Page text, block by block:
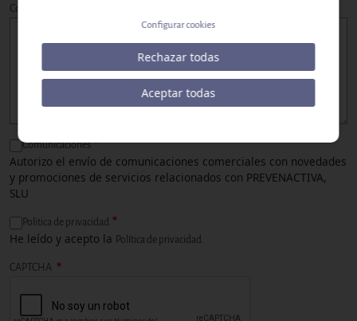
Comentarios
Comunicaciones
Autorizo el envío de comunicaciones comerciales con novedades
y promociones de servicios relacionados con PREVENACTIVA,
SLU
Politica de privacidad
He leído y acepto la Política de privacidad
CAPTCHA
Configurar cookies
Rechazar todas
Aceptar todas